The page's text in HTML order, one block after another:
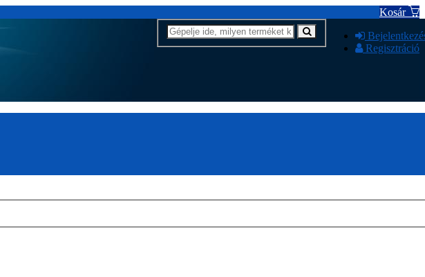
Kosár
Regisztráció